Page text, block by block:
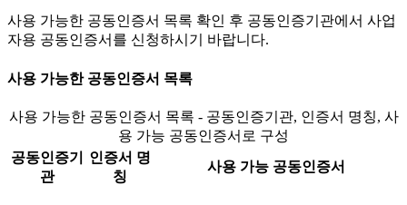
사용 가능한 공동인증서 목록 확인 후 공동인증기관에서 사업
자용 공동인증서를 신청하시기 바랍니다.
사용 가능한 공동인증서 목록
사용 가능한 공동인증서 목록 - 공동인증기관, 인증서 명칭, 사
용 가능 공동인증서로 구성
공동인증기
관
인증서 명
칭
사용 가능 공동인증서